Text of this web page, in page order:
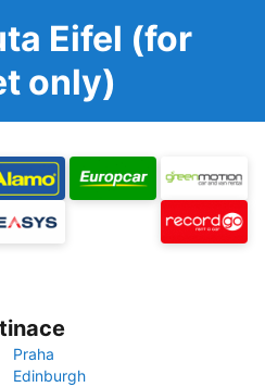
Eifel (for
only)
Praha
Edinburgh